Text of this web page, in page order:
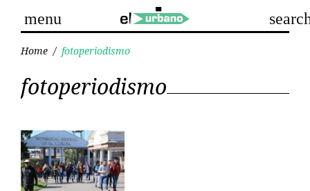
content
menu
Home / fotoperiodismo
fotoperiodismo
fotoperiodismo